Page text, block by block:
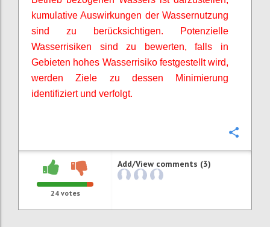
kumulative Auswirkungen der Wassernutzung
sind zu berücksichtigen. Potenzielle
Wasserrisiken sind zu bewerten, falls in
Gebieten hohes Wasserrisiko festgestellt wird,
werden Ziele zu dessen Minimierung
identifiziert und verfolgt.
24votes
Add/View comments (3)